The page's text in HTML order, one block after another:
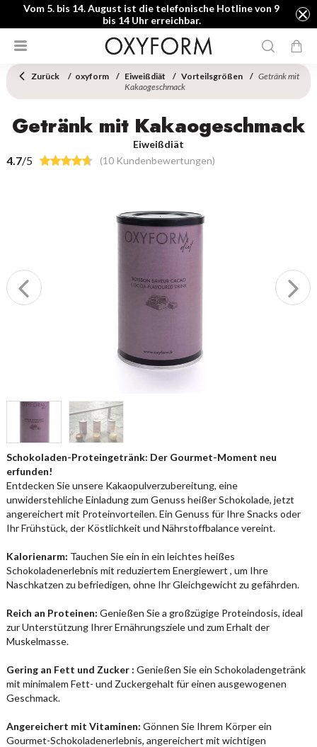
Vom 5. bis 14. August ist die telefonische Hotline von 9
bis 14 Uhr erreichbar.
Zurück oxyform Eiweißdiät Vorteilsgrößen
Getränk mit
Kakaogeschmack
Getränk mit Kakaogeschmack
Eiweißdiät
4.7/5 (10 Kundenbewertungen)
Schokoladen-Proteingetränk: Der Gourmet-Moment neu
erfunden!
Entdecken Sie unsere Kakaopulverzubereitung, eine
unwiderstehliche Einladung zum Genuss heißer Schokolade, jetzt
angereichert mit Proteinvorteilen. Ein Genuss für Ihre Snacks oder
Ihr Frühstück, der Köstlichkeit und Nährstoffbalance vereint.
Kalorienarm: Tauchen Sie ein in ein leichtes heißes
Schokoladenerlebnis mit reduziertem Energiewert , um Ihre
Naschkatzen zu befriedigen, ohne Ihr Gleichgewicht zu gefährden.
Reich an Proteinen: Genießen Sie a großzügige Proteindosis, ideal
zur Unterstützung Ihrer Ernährungsziele und zum Erhalt der
Muskelmasse.
Gering an Fett und Zucker : Genießen Sie ein Schokoladengetränk
mit minimalem Fett- und Zuckergehalt für einen ausgewogenen
Geschmack.
Angereichert mit Vitaminen: Gönnen Sie Ihrem Körper ein
Gourmet-Schokoladenerlebnis, angereichert mit wichtigen